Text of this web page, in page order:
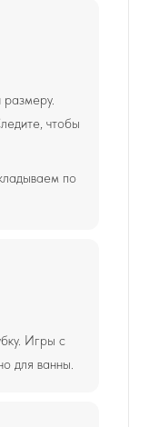
размеру.
чтобы
по
Игры с
для ванны.